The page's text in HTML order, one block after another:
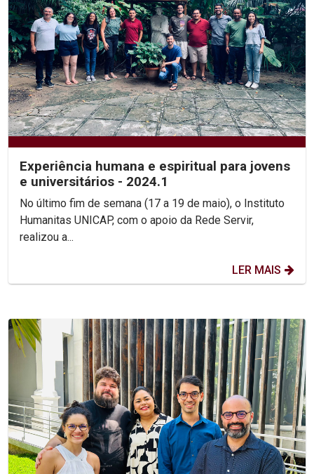
Experiência humana e espiritual para jovens
e universitários - 2024.1
No último fim de semana (17 a 19 de maio), o Instituto
Humanitas UNICAP, com o apoio da Rede Servir,
realizou a...
LER MAIS